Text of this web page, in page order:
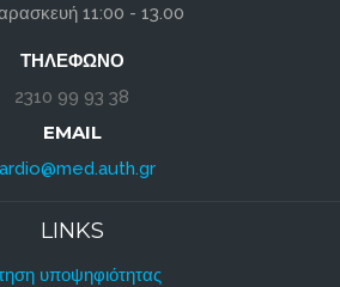
11:00 - 13.00
ΤΗΛΈΦΩΝΟ
2310 99 93 38
EMAIL
LINKS
υποψηφιότητας